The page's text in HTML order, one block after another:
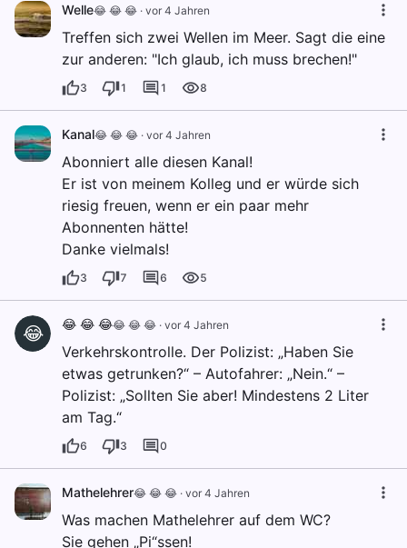
Welle😂 😂 😂 · vor 4 Jahren
Treffen sich zwei Wellen im Meer. Sagt die eine
zur anderen: "Ich glaub, ich muss brechen!"
3 1 1 8
Kanal😂 😂 😂 · vor 4 Jahren
Abonniert alle diesen Kanal!
Er ist von meinem Kolleg und er würde sich
riesig freuen, wenn er ein paar mehr
Abonnenten hätte!
Danke vielmals!
3 7 6 5
😂 😂 😂 😂😂 😂 😂 · vor 4 Jahren
Verkehrskontrolle. Der Polizist: „Haben Sie
etwas getrunken?“ – Autofahrer: „Nein.“ –
Polizist: „Sollten Sie aber! Mindestens 2 Liter
am Tag.“
6 3 0
Mathelehrer😂 😂 😂 · vor 4 Jahren
Was machen Mathelehrer auf dem WC?
Sie gehen „Pi“ssen!